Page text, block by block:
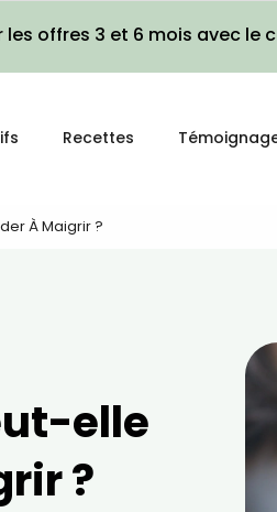
les offres 3 et 6 mois avec le
Recettes
À Maigrir ?
elle
?